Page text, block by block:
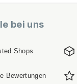
bei uns
Shops
Bewertungen